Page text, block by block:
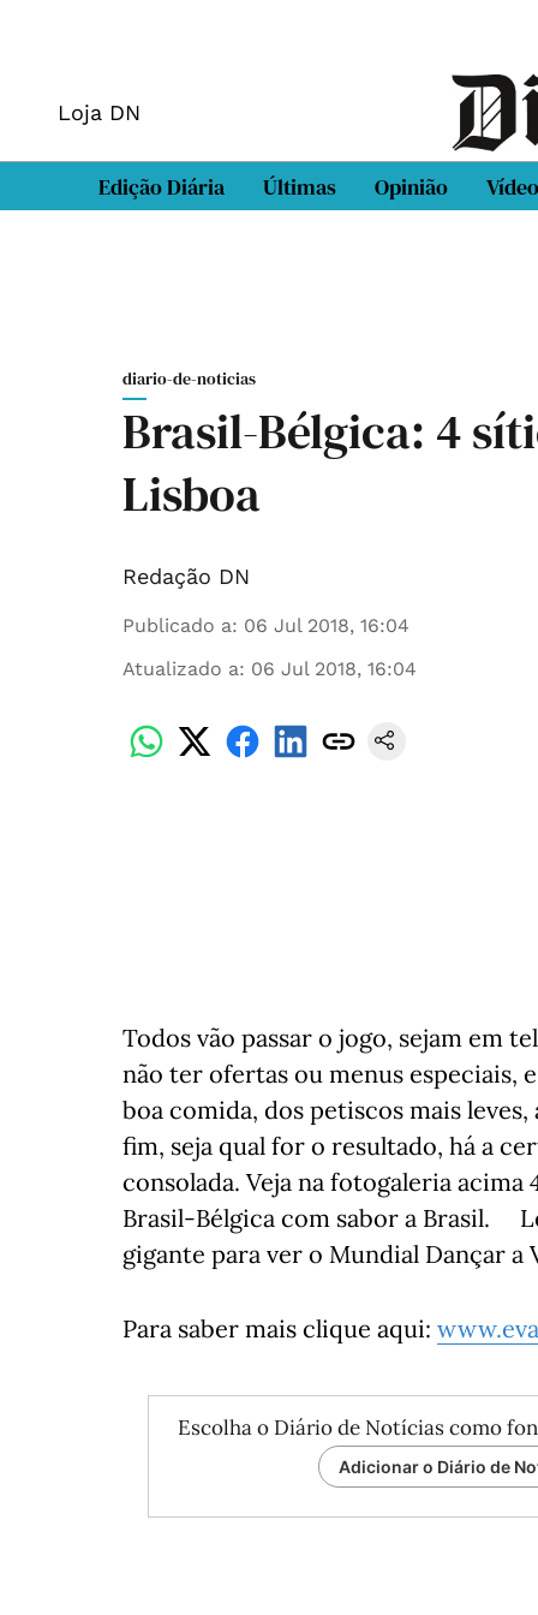
Loja DN
Edição Diária Últimas Opinião
diario-de-noticias
Brasil-Bélgica: 4
Lisboa
Redação DN
Publicado a: 06 Jul 2018, 16:04
Atualizado a: 06 Jul 2018, 16:04
Todos vão passar o jogo, sejam em
não ter ofertas ou menus especiais,
boa comida, dos petiscos mais
fim, seja qual for o resultado, há a
consolada. Veja na fotogaleria
Brasil-Bélgica com sabor a Brasil.
gigante para ver o Mundial Dançar
Para saber mais clique aqui:
Escolha o Diário de Notícias como
Adicionar o Diário de